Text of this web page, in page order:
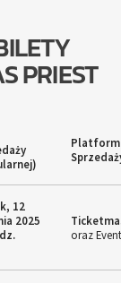
PRIEST
12
2025
oraz